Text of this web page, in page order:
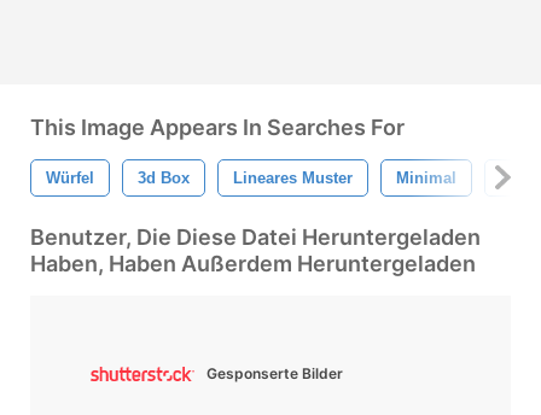
This Image Appears In Searches For
Würfel 3d Box Lineares Muster Minimal
Benutzer, Die Diese Datei Heruntergeladen
Haben, Haben Außerdem Heruntergeladen
Gesponserte Bilder